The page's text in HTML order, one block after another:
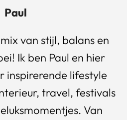
Paul
van stijl, balans en
Ik ben Paul en hier
inspirerende lifestyle
travel, festivals
Van